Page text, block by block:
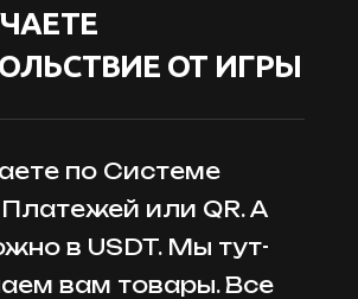
ОТ ИГРЫ
по Системе
или QR. А
в USDT. Мы тут-
вам товары. Все